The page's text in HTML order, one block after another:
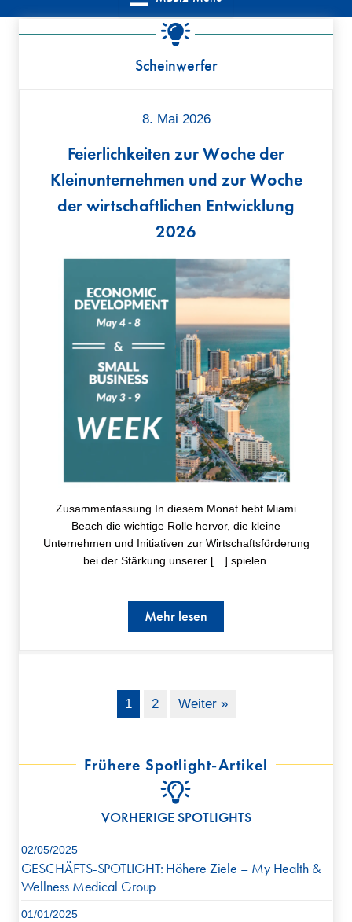
Scheinwerfer
8. Mai 2026
Feierlichkeiten zur Woche der
Kleinunternehmen und zur Woche
der wirtschaftlichen Entwicklung
2026
Zusammenfassung In diesem Monat hebt Miami
Beach die wichtige Rolle hervor, die kleine
Unternehmen und Initiativen zur Wirtschaftsförderung
bei der Stärkung unserer […] spielen.
Mehr lesen
1 2 Weiter »
Frühere Spotlight-Artikel
VORHERIGE SPOTLIGHTS
02/05/2025
GESCHÄFTS-SPOTLIGHT: Höhere Ziele – My Health &
Wellness Medical Group
01/01/2025